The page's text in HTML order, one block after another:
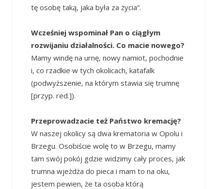
tę osobę taką, jaka była za życia”.
Wcześniej wspominał Pan o ciągłym
rozwijaniu działalności. Co macie nowego?
Mamy windę na urnę, nowy namiot, pochodnie
i, co rzadkie w tych okolicach, katafalk
(podwyższenie, na którym stawia się trumnę
[przyp. red.]).
Przeprowadzacie też Państwo kremację?
W naszej okolicy są dwa krematoria w Opolu i
Brzegu. Osobiście wolę to w Brzegu, mamy
tam swój pokój gdzie widzimy cały proces, jak
trumna wjeżdża do pieca i mam to na oku,
jestem pewien, że ta osoba którą